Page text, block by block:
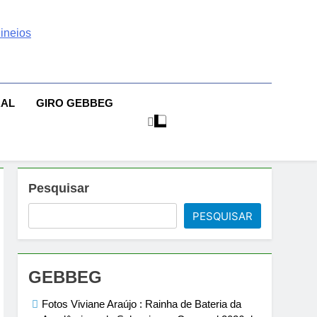
Sexo | Casas De
Fotográficos
Brasileiras Sensual
GIRO GEBBEG
Pesquisar
PESQUISAR
GEBBEG
Fotos Viviane Araújo : Rainha de Bateria da